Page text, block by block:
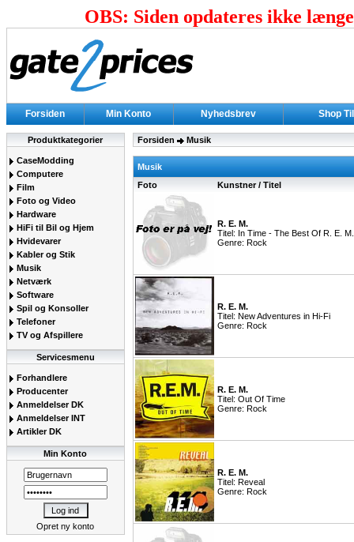
OBS: Siden opdateres ikke
Forsiden Min Konto Nyhedsbrev Shop
Produktkategorier
CaseModding
Computere
Film
Foto og Video
Hardware
HiFi til Bil og Hjem
Hvidevarer
Kabler og Stik
Musik
Netværk
Software
Spil og Konsoller
Telefoner
TV og Afspillere
Servicesmenu
Forhandlere
Producenter
Anmeldelser DK
Anmeldelser INT
Artikler DK
Min Konto
Opret ny konto
Forsiden Musik
Musik
Foto
Kunstner / Titel
R. E. M.
Titel: In Time - The Best Of R. E.
Genre: Rock
R. E. M.
Titel: New Adventures in Hi-Fi
Genre: Rock
R. E. M.
Titel: Out Of Time
Genre: Rock
R. E. M.
Titel: Reveal
Genre: Rock